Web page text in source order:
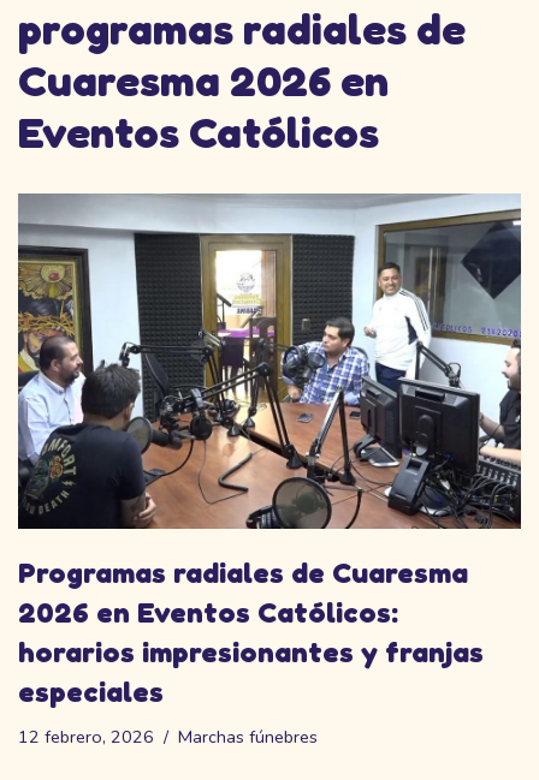
programas radiales de
Cuaresma 2026 en
Eventos Católicos
Programas radiales de Cuaresma
2026 en Eventos Católicos:
horarios impresionantes y franjas
especiales
12 febrero, 2026 Marchas fúnebres